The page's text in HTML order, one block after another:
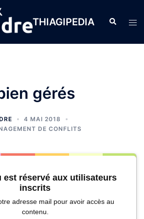
THIAGIPEDIA
gérés
4 MAI 2018
DE CONFLITS
est réservé aux utilisateurs
inscrits
adresse mail pour avoir accès au
contenu.